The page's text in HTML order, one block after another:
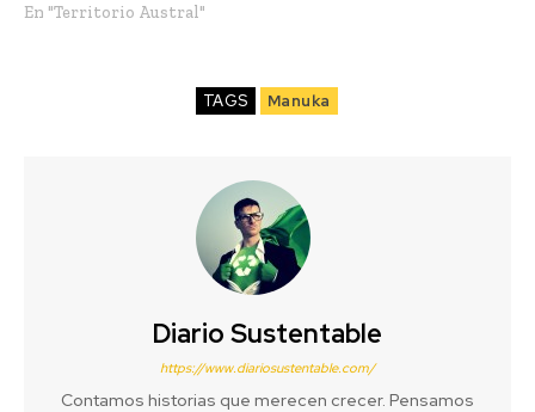
En "Territorio Austral"
TAGS Manuka
Diario Sustentable
https://www.diariosustentable.com/
Contamos historias que merecen crecer. Pensamos